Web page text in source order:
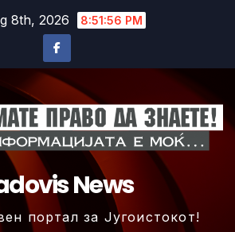
8th, 2026 8:51:59 PM
News
портал за Југоистокот!